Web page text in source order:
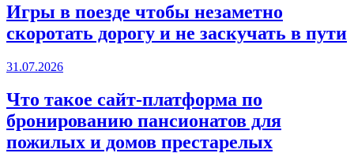
Игры в поезде чтобы незаметно
скоротать дорогу и не заскучать в пути
31.07.2026
Что такое сайт-платформа по
бронированию пансионатов для
пожилых и домов престарелых